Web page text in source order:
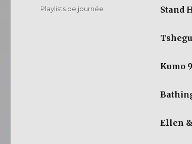
Stand
Kumo
Ellen
le
Catégories
Playlists de journée